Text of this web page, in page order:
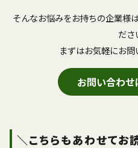
そんなお悩みをお持ちの企業様
ださ
まずはお気軽にお問
お問い合わ
＼こちらもあわせてお